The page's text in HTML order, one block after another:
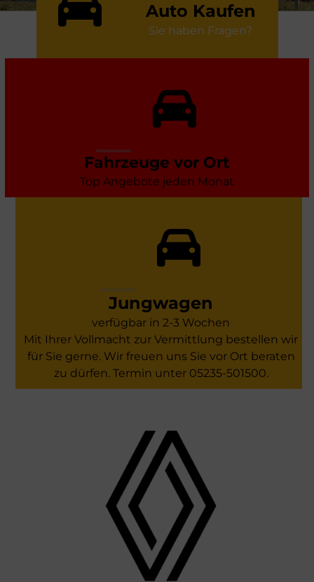
Auto Kaufen
Sie haben Fragen?
Fahrzeuge vor Ort
Top Angebote jeden Monat
Jungwagen
verfügbar in 2-3 Wochen
Mit Ihrer Vollmacht zur Vermittlung bestellen wir
für Sie gerne. Wir freuen uns Sie vor Ort beraten
zu dürfen. Termin unter 05235-501500.